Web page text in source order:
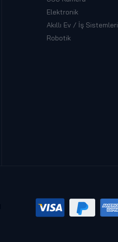
Elektronik
Akıllı Ev / İş Sistemleri
Robotik